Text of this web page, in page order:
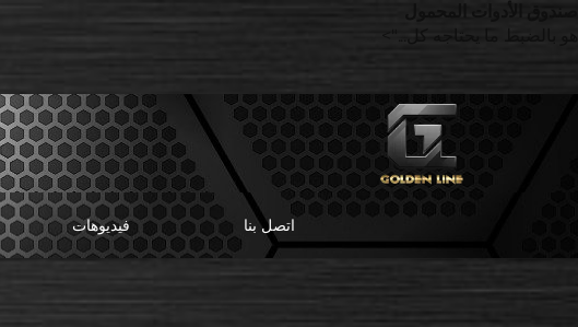
هو بالضبط ما يحتاجه كل...">
فيديوهات اتصل بنا